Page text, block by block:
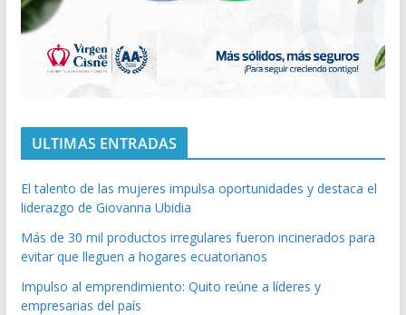
ULTIMAS ENTRADAS
El talento de las mujeres impulsa oportunidades y destaca el
liderazgo de Giovanna Ubidia
Más de 30 mil productos irregulares fueron incinerados para
evitar que lleguen a hogares ecuatorianos
Impulso al emprendimiento: Quito reúne a líderes y
empresarias del país